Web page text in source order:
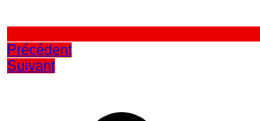
Précédent
Suivant